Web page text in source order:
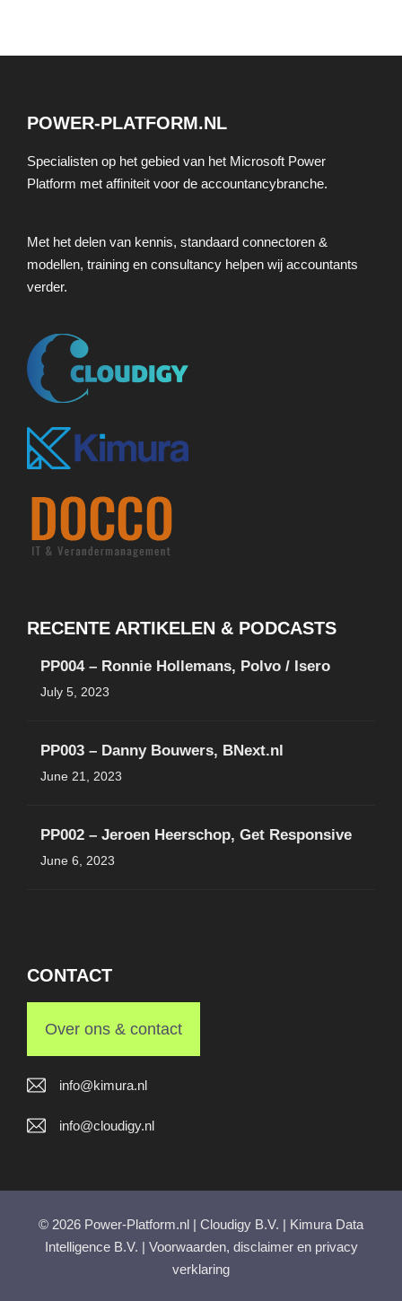
POWER-PLATFORM.NL
Specialisten op het gebied van het Microsoft Power
Platform met affiniteit voor de accountancybranche.
Met het delen van kennis, standaard connectoren &
modellen, training en consultancy helpen wij accountants
verder.
RECENTE ARTIKELEN & PODCASTS
PP004 – Ronnie Hollemans, Polvo / Isero
July 5, 2023
PP003 – Danny Bouwers, BNext.nl
June 21, 2023
PP002 – Jeroen Heerschop, Get Responsive
June 6, 2023
CONTACT
Over ons & contact
info@kimura.nl
info@cloudigy.nl
© 2026 Power-Platform.nl | Cloudigy B.V. | Kimura Data
Intelligence B.V. | Voorwaarden, disclaimer en privacy
verklaring